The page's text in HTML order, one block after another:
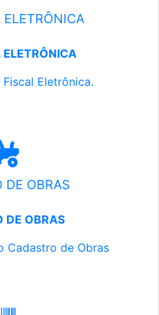
ELETRÔNICA
ELETRÔNICA
Eletrônica.
DE OBRAS
DE OBRAS
Cadastro de Obras